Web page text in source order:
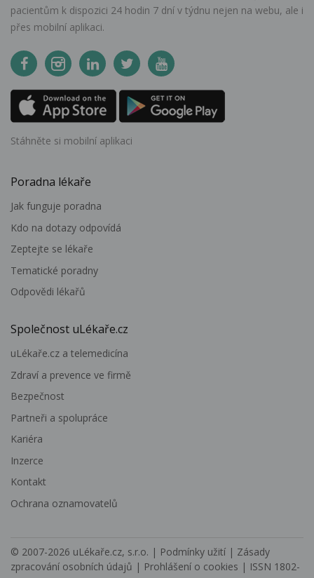
pacientům k dispozici 24 hodin 7 dní v týdnu nejen na webu, ale i
přes mobilní aplikaci.
Stáhněte si mobilní aplikaci
Poradna lékaře
Jak funguje poradna
Kdo na dotazy odpovídá
Zeptejte se lékaře
Tematické poradny
Odpovědi lékařů
Společnost uLékaře.cz
uLékaře.cz a telemedicína
Zdraví a prevence ve firmě
Bezpečnost
Partneři a spolupráce
Kariéra
Inzerce
Kontakt
Ochrana oznamovatelů
© 2007-2026 uLékaře.cz, s.r.o. | Podmínky užití | Zásady
zpracování osobních údajů | Prohlášení o cookies | ISSN 1802-